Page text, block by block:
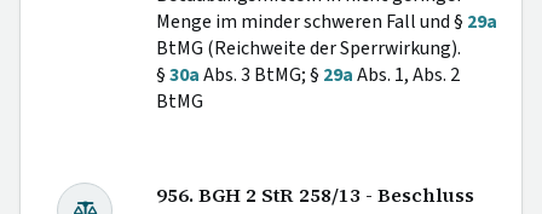
Menge im minder schweren Fall und § 29a
BtMG (Reichweite der Sperrwirkung).
§30aAbs. 3 BtMG; § 29aAbs. 1, Abs. 2
BtMG
956. BGH 2 StR 258/13 - Beschluss